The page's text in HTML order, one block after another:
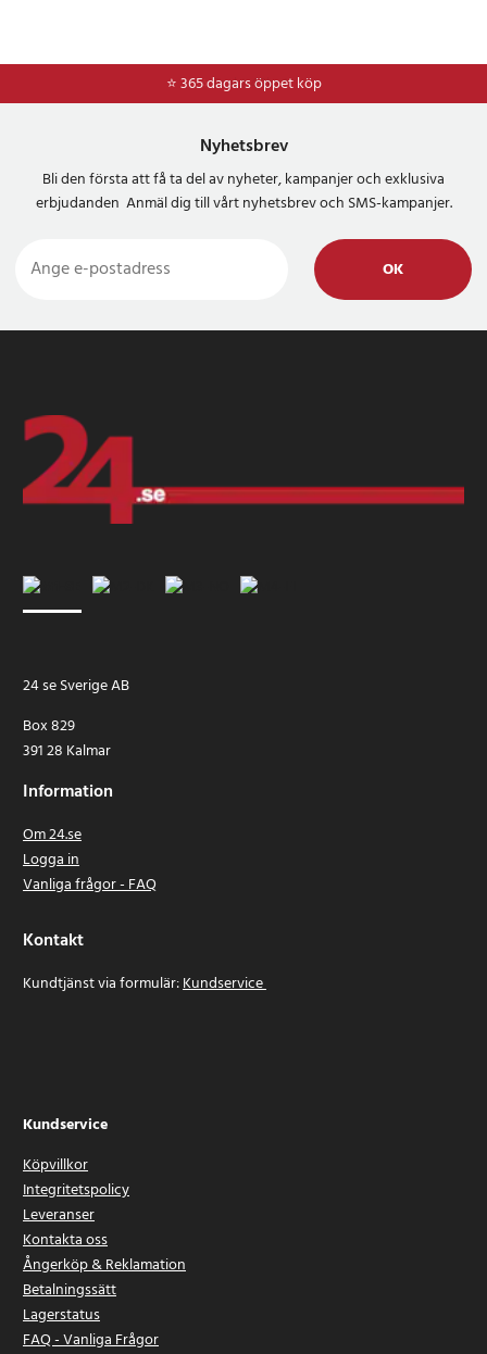
⭐ 365 dagars öppet köp
⭐Frakt 49kr *
Nyhetsbrev
Bli den första att få ta del av nyheter, kampanjer och exklusiva
erbjudanden Anmäl dig till vårt nyhetsbrev och SMS-kampanjer.
OK
24 se Sverige AB
Box 829
391 28 Kalmar
Information
Om 24.se
Logga in
Vanliga frågor - FAQ
Kontakt
Kundtjänst via formulär:Kundservice
Kundservice
Köpvillkor
Integritetspolicy
Leveranser
Kontakta oss
Ångerköp & Reklamation
Betalningssätt
Lagerstatus
FAQ - Vanliga Frågor